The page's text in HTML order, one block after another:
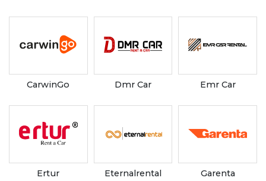
CarwinGo Dmr Car Emr Car
Ertur Eternalrental Garenta